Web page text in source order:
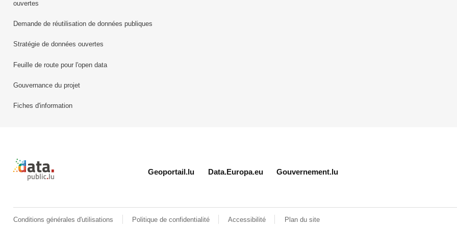
ouvertes
Demande de réutilisation de données publiques
Stratégie de données ouvertes
Feuille de route pour l'open data
Gouvernance du projet
Fiches d'information
Retour à l'accueil de data.public.lu
Geoportail.lu Data.Europa.eu Gouvernement.lu
Conditions générales d'utilisations Politique de confidentialité Accessibilité Plan du site